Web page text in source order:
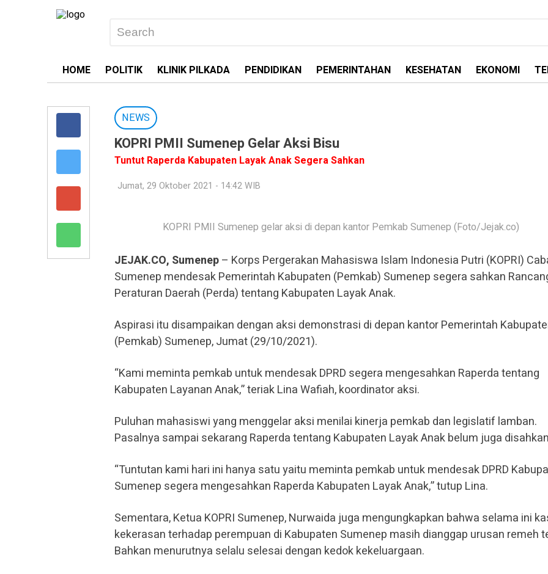
HOME POLITIK KLINIK PILKADA PENDIDIKAN PEMERINTAHAN KESEHATAN EKONOMI
NEWS
KOPRI PMII Sumenep Gelar Aksi Bisu
Tuntut Raperda Kabupaten Layak Anak Segera Sahkan
Jumat, 29 Oktober 2021 - 14:42 WIB
KOPRI PMII Sumenep gelar aksi di depan kantor Pemkab Sumenep (Foto/Jejak.co)
JEJAK.CO, Sumenep– Korps Pergerakan Mahasiswa Islam Indonesia Putri (KOPRI)
Sumenep mendesak Pemerintah Kabupaten (Pemkab) Sumenep segera sahkan
Peraturan Daerah (Perda) tentang Kabupaten Layak Anak.
Aspirasi itu disampaikan dengan aksi demonstrasi di depan kantor Pemerintah
(Pemkab) Sumenep, Jumat (29/10/2021).
“Kami meminta pemkab untuk mendesak DPRD segera mengesahkan Raperda tentang
Kabupaten Layanan Anak,” teriak Lina Wafiah, koordinator aksi.
Puluhan mahasiswi yang menggelar aksi menilai kinerja pemkab dan legislatif lamban.
Pasalnya sampai sekarang Raperda tentang Kabupaten Layak Anak belum juga
“Tuntutan kami hari ini hanya satu yaitu meminta pemkab untuk mendesak DPRD
Sumenep segera mengesahkan Raperda Kabupaten Layak Anak,” tutup Lina.
Sementara, Ketua KOPRI Sumenep, Nurwaida juga mengungkapkan bahwa selama ini
kekerasan terhadap perempuan di Kabupaten Sumenep masih dianggap urusan remeh
Bahkan menurutnya selalu selesai dengan kedok kekeluargaan.